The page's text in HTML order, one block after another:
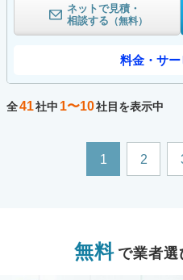
ネットで見積・
相談する （無料）
料金・サ
全41社中 1〜10社目を表示中
1 2
無料 で業者選